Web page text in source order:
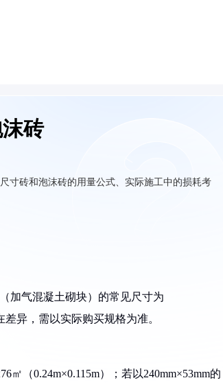
砖
寸砖和泡沫砖的用量公式、实际施工中的损耗考
加气混凝土砌块）的常见尺寸为
差异，需以实际购买规格为准。
㎡（0.24m×0.115m）；若以240mm×53mm的